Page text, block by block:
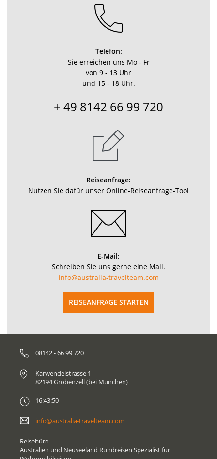
Telefon:
Sie erreichen uns Mo - Fr
von 9 - 13 Uhr
und 15 - 18 Uhr.
+ 49 8142 66 99 720
Reiseanfrage:
Nutzen Sie dafür unser Online-Reiseanfrage-Tool
E-Mail:
Schreiben Sie uns gerne eine Mail.
info@australia-travelteam.com
REISEANFRAGE STARTEN
08142 - 66 99 720
Karwendelstrasse 1
82194 Gröbenzell (bei München)
16:43:50
info@australia-travelteam.com
Reisebüro
Australien und Neuseeland Rundreisen Spezialist für